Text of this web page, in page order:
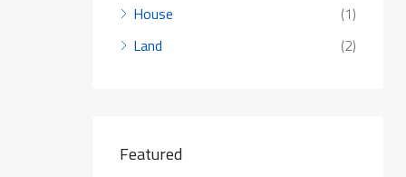
House
(1)
Land
(2)
Featured